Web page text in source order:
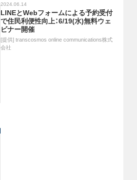
2024.06.14
LINEとWebフォームによる予約受付
で住民利便性向上：6/19(水)無料ウェ
ビナー開催
[提供] transcosmos online communications株式
会社